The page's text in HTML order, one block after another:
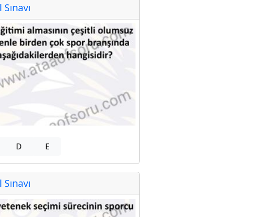
D E